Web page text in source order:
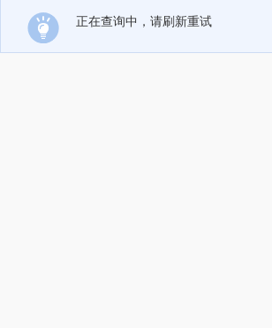
正在查询中，请刷新重试